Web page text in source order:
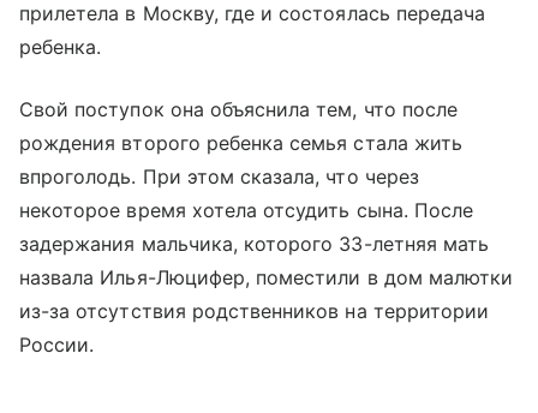
прилетела в Москву, где и состоялась передача
ребенка.
Свой поступок она объяснила тем, что после
рождения второго ребенка семья стала жить
впроголодь. При этом сказала, что через
некоторое время хотела отсудить сына. После
задержания мальчика, которого 33-летняя мать
назвала Илья-Люцифер, поместили в дом малютки
из-за отсутствия родственников на территории
России.